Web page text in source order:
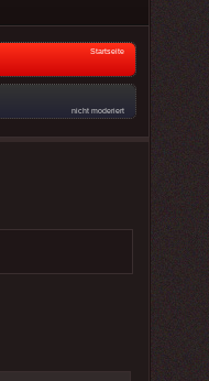
Startseite
nicht moderiert